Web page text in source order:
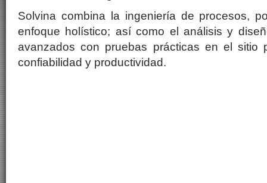
Solvina combina la ingeniería de procesos,
enfoque holístico; así como el análisis y
avanzados con pruebas prácticas en el sitio
confiabilidad y productividad.